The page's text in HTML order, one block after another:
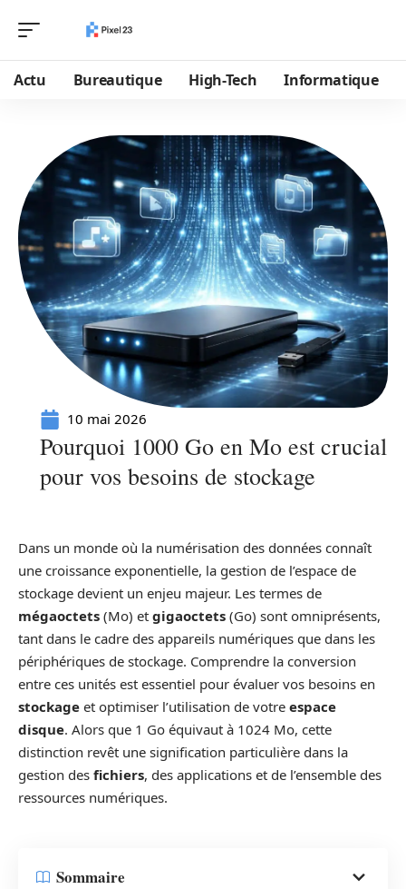
Actu Bureautique High-Tech Informatique
10 mai 2026
Pourquoi 1000 Go en Mo est crucial
pour vos besoins de stockage
Dans un monde où la numérisation des données connaît
une croissance exponentielle, la gestion de l’espace de
stockage devient un enjeu majeur. Les termes de
mégaoctets (Mo) et gigaoctets (Go) sont omniprésents,
tant dans le cadre des appareils numériques que dans les
périphériques de stockage. Comprendre la conversion
entre ces unités est essentiel pour évaluer vos besoins en
stockage et optimiser l’utilisation de votre espace
disque. Alors que 1 Go équivaut à 1024 Mo, cette
distinction revêt une signification particulière dans la
gestion des fichiers, des applications et de l’ensemble des
ressources numériques.
Sommaire